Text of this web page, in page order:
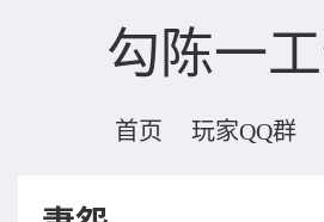
勾陈一
首页 玩家QQ群